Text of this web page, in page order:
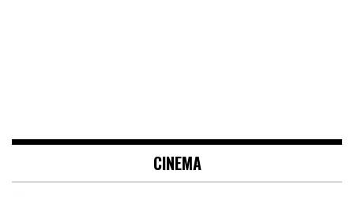
CINEMA